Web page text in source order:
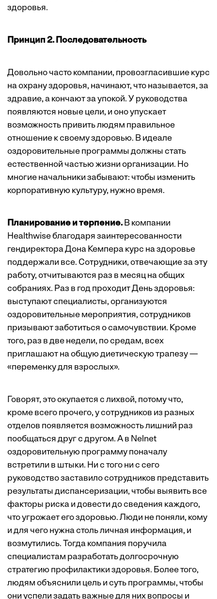
здоровья.
Принцип 2. Последовательность
Довольно часто компании, провозгласившие курс
на охрану здоровья, начинают, что называется, за
здравие, а кончают за упокой. У руководства
появляются новые цели, и оно упускает
возможность привить людям правильное
отношение к своему здоровью. В идеале
оздоровительные программы должны стать
естественной частью жизни организации. Но
многие начальники забывают: чтобы изменить
корпоративную культуру, нужно время.
Планирование и терпение.В компании
Healthwise благодаря заинтересованности
гендиректора Дона Кемпера курс на здоровье
поддержали все. Сотрудники, отвечающие за эту
работу, отчитываются раз в месяц на общих
собраниях. Раз в год проходит День здоровья:
выступают специалисты, организуются
оздоровительные мероприятия, сотрудников
призывают заботиться о самочувствии. Кроме
того, раз в две недели, по средам, всех
приглашают на общую диетическую трапезу —
«переменку для взрослых».
Говорят, это окупается с лихвой, потому что,
кроме всего прочего, у сотрудников из разных
отделов появляется возможность лишний раз
пообщаться друг с другом. А в Nelnet
оздоровительную программу поначалу
встретили в штыки. Ни с того ни с сего
руководство заставило сотрудников представить
результаты диспансеризации, чтобы выявить все
факторы риска и довести до сведения каждого,
что угрожает его здоровью. Люди не поняли, кому
и для чего нужна столь личная информация, и
возмутились. Тогда компания поручила
специалистам разработать долгосрочную
стратегию профилактики здоровья. Более того,
людям объяснили цель и суть программы, чтобы
они успели задать важные для них вопросы и